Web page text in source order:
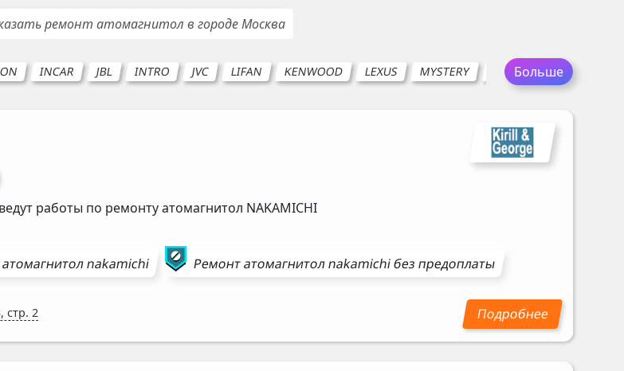
ремонт атомагнитол в городеМосква
INCAR JBL INTRO JVC LIFAN KENWOOD LEXUS MYSTERY MYDEAN PHANTOM
Больше
работы по ремонту атомагнитол NAKAMICHI
атомагнитолnakamichi Ремонтатомагнитолnakamichiбез предоплаты
стр. 2